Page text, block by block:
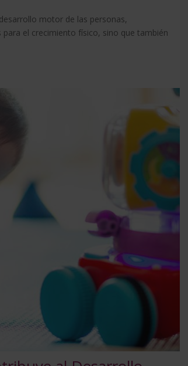
motor de las personas,
el crecimiento físico, sino que también